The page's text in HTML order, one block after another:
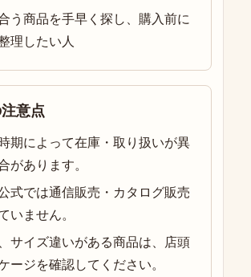
う商品を手早く探し、購入前に
理したい人
意点
期によって在庫・取り扱いが異
があります。
式では通信販売・カタログ販売
いません。
サイズ違いがある商品は、店頭
ージを確認してください。